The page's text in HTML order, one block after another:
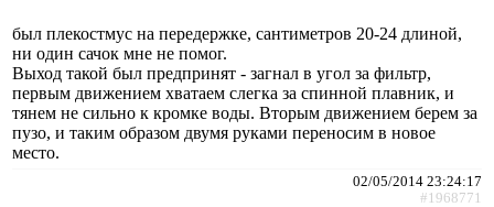
был плекостмус на передержке, сантиметров 20-24 длиной,
ни один сачок мне не помог.
Выход такой был предпринят - загнал в угол за фильтр,
первым движением хватаем слегка за спинной плавник, и
тянем не сильно к кромке воды. Вторым движением берем за
пузо, и таким образом двумя руками переносим в новое
место.
02/05/2014 23:24:17
#1968771